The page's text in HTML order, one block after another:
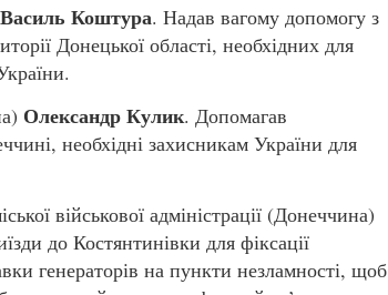
Василь Коштура. Надав вагому допомогу з
Донецької області, необхідних для
Олександр Кулик. Допомагав
необхідні захисникам України для
військової адміністрації (Донеччина)
до Костянтинівки для фіксації
генераторів на пункти незламності, щоб